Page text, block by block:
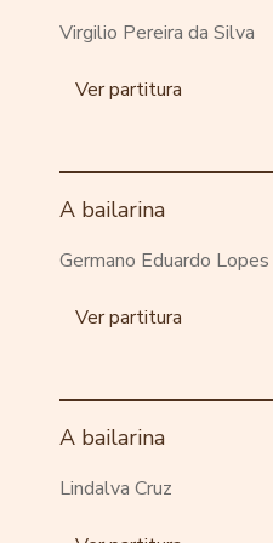
Virgilio Pereira da Silva
Ver partitura
A bailarina
Germano Eduardo Lopes
Ver partitura
A bailarina
Lindalva Cruz